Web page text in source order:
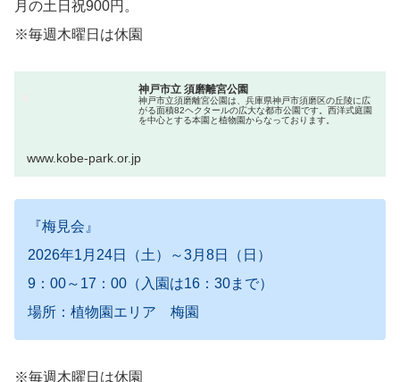
月の土日祝900円。
※毎週木曜日は休園
神戸市立 須磨離宮公園
神戸市立須磨離宮公園は、兵庫県神戸市須磨区の丘陵に広
がる面積82ヘクタールの広大な都市公園です。西洋式庭園
を中心とする本園と植物園からなっております。
www.kobe-park.or.jp
『梅見会』
2026年1月24日（土）～3月8日（日）
9：00～17：00（入園は16：30まで）
場所：植物園エリア 梅園
※毎週木曜日は休園